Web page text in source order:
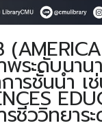
ะดับนาน
ารชั้นนำ
ชีววิทยาร